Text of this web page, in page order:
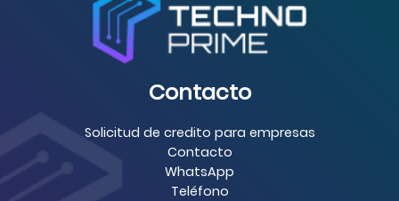
Contacto
Solicitud de credito para empresas
Contacto
WhatsApp
Teléfono